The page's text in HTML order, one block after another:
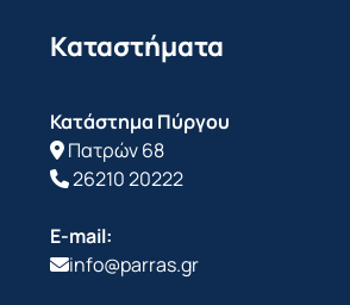
Καταστήματα
Κατάστημα Πύργου
Πατρών 68
26210 20222
E-mail:
info@parras.gr